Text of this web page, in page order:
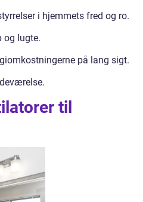
i hjemmets fred og ro.
og lugte.
på lang sigt.
til